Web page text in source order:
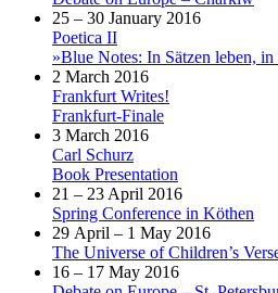
25 – 30 January 2016
Poetica II
»Blue Notes: In Sätzen leben, in
2 March 2016
Frankfurt Writes!
Frankfurt-Finale
3 March 2016
Carl Schurz
Book Presentation
21 – 23 April 2016
Spring Conference in Köthen
29 April – 1 May 2016
The Universe of Children’s
16 – 17 May 2016